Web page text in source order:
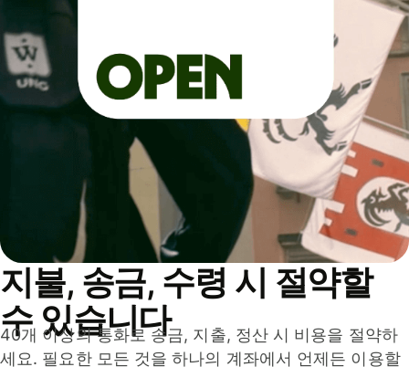
지불, 송금, 수령 시 절약할
수 있습니다
40개 이상의 통화로 송금, 지출, 정산 시 비용을 절약하
세요. 필요한 모든 것을 하나의 계좌에서 언제든 이용할